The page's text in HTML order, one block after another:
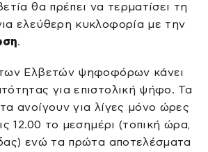
θα πρέπει να τερματίσει τη
ελεύθερη κυκλοφορία με την
.
Ελβετών ψηφοφόρων κάνει
για επιστολική ψήφο. Τα
ανοίγουν για λίγες μόνο ώρες
12.00 το μεσημέρι (τοπική ώρα,
ενώ τα πρώτα αποτελέσματα